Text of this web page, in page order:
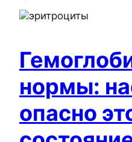
нормы:
опасно